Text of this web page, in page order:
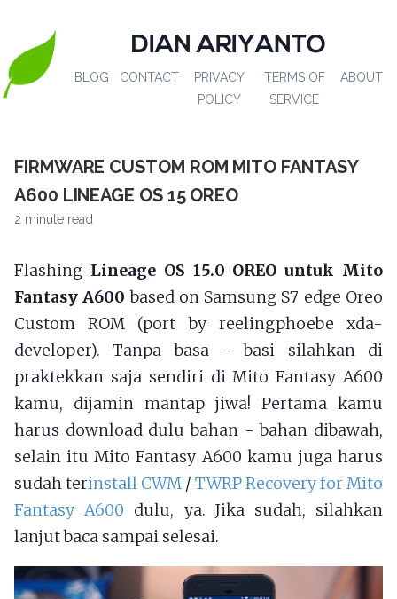
DIAN ARIYANTO
BLOG CONTACT
PRIVACY
POLICY
TERMS OF
SERVICE
ABOUT
FIRMWARE CUSTOM ROM MITO FANTASY
A600 LINEAGE OS 15 OREO
2 minute read
Flashing Lineage OS 15.0 OREO untuk Mito
Fantasy A600 based on Samsung S7 edge Oreo
Custom ROM (port by reelingphoebe xda-
developer). Tanpa basa - basi silahkan di
praktekkan saja sendiri di Mito Fantasy A600
kamu, dijamin mantap jiwa! Pertama kamu
harus download dulu bahan - bahan dibawah,
selain itu Mito Fantasy A600 kamu juga harus
sudah terinstall CWM / TWRP Recovery for Mito
Fantasy A600 dulu, ya. Jika sudah, silahkan
lanjut baca sampai selesai.